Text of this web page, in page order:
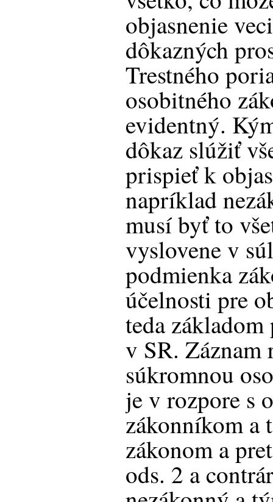
objasnenie
dôkazných
Trestného
osobitného
evidentný.
dôkaz slúžiť
prispieť k
napríklad
musí byť to
vyslovene v
podmienka
účelnosti pre
teda
v SR. Záznam
súkromnou
je v rozpore s
zákonníkom a
zákonom a
ods. 2 a